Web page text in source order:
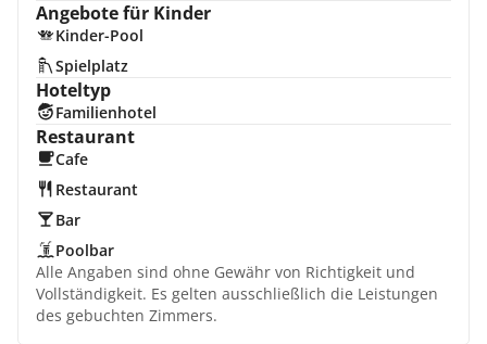
Angebote für Kinder
Kinder-Pool
Spielplatz
Hoteltyp
Familienhotel
Restaurant
Cafe
Restaurant
Bar
Poolbar
Alle Angaben sind ohne Gewähr von Richtigkeit und
Vollständigkeit. Es gelten ausschließlich die Leistungen
des gebuchten Zimmers.